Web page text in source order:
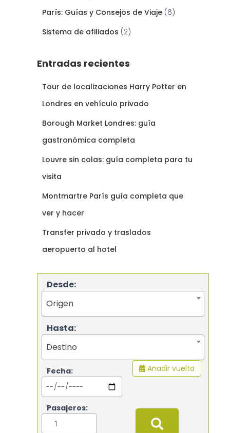
París: Guías y Consejos de Viaje(6)
Sistema de afiliados (2)
Entradas recientes
Tour de localizaciones Harry Potter en
Londres en vehículo privado
Borough Market Londres: guía
gastronómica completa
Louvre sin colas: guía completa para tu
visita
Montmartre París guía completa que
ver y hacer
Transfer privado y traslados
aeropuerto al hotel
Desde:
Origen
Hasta:
Destino
Fecha: Añadir vuelta
Pasajeros: